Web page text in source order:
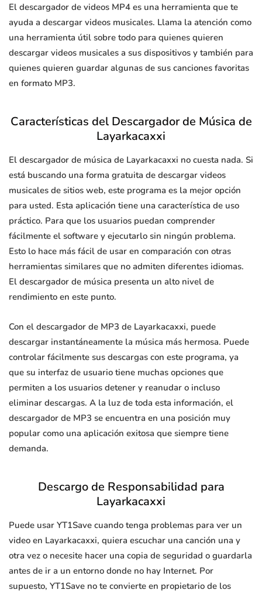
El descargador de videos MP4 es una herramienta que te
ayuda a descargar videos musicales. Llama la atención como
una herramienta útil sobre todo para quienes quieren
descargar videos musicales a sus dispositivos y también para
quienes quieren guardar algunas de sus canciones favoritas
en formato MP3.
Características del Descargador de Música de
Layarkacaxxi
El descargador de música de Layarkacaxxi no cuesta nada. Si
está buscando una forma gratuita de descargar videos
musicales de sitios web, este programa es la mejor opción
para usted. Esta aplicación tiene una característica de uso
práctico. Para que los usuarios puedan comprender
fácilmente el software y ejecutarlo sin ningún problema.
Esto lo hace más fácil de usar en comparación con otras
herramientas similares que no admiten diferentes idiomas.
El descargador de música presenta un alto nivel de
rendimiento en este punto.
Con el descargador de MP3 de Layarkacaxxi, puede
descargar instantáneamente la música más hermosa. Puede
controlar fácilmente sus descargas con este programa, ya
que su interfaz de usuario tiene muchas opciones que
permiten a los usuarios detener y reanudar o incluso
eliminar descargas. A la luz de toda esta información, el
descargador de MP3 se encuentra en una posición muy
popular como una aplicación exitosa que siempre tiene
demanda.
Descargo de Responsabilidad para
Layarkacaxxi
Puede usar YT1Save cuando tenga problemas para ver un
video en Layarkacaxxi, quiera escuchar una canción una y
otra vez o necesite hacer una copia de seguridad o guardarla
antes de ir a un entorno donde no hay Internet. Por
supuesto, YT1Save no te convierte en propietario de los